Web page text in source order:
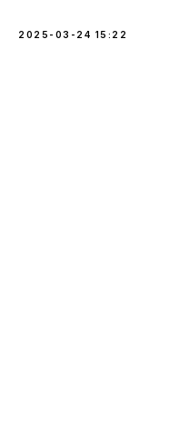
2025-03-24 15:22